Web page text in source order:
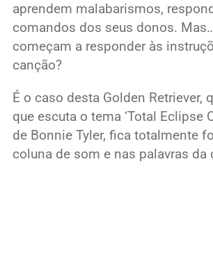
aprendem malabarismos,
comandos dos seus donos.
começam a responder às
canção?
É o caso desta Golden Retriever,
que escuta o tema ‘Total Eclipse
de Bonnie Tyler, fica totalmente
coluna de som e nas palavras da